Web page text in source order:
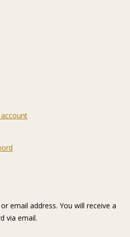
email address. You will receive a
via email.